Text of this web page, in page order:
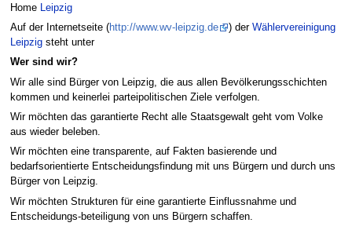
Zur
Navigation
springen
Zur
Suche
springen
Home
Leipzig
Auf der Internetseite (http://www.wv-leipzig.de ) der Wählervereinigung
Leipzigsteht unter
Wer sind wir?
Wir alle sind Bürger von Leipzig, die aus allen Bevölkerungsschichten
kommen und keinerlei parteipolitischen Ziele verfolgen.
Wir möchten das garantierte Recht alle Staatsgewalt geht vom Volke
aus wieder beleben.
Wir möchten eine transparente, auf Fakten basierende und
bedarfsorientierte Entscheidungsfindung mit uns Bürgern und durch uns
Bürger von Leipzig.
Wir möchten Strukturen für eine garantierte Einflussnahme und
Entscheidungs-beteiligung von uns Bürgern schaffen.